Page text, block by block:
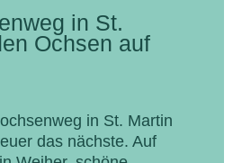
in St.
Ochsen auf
in St. Martin
das nächste. Auf